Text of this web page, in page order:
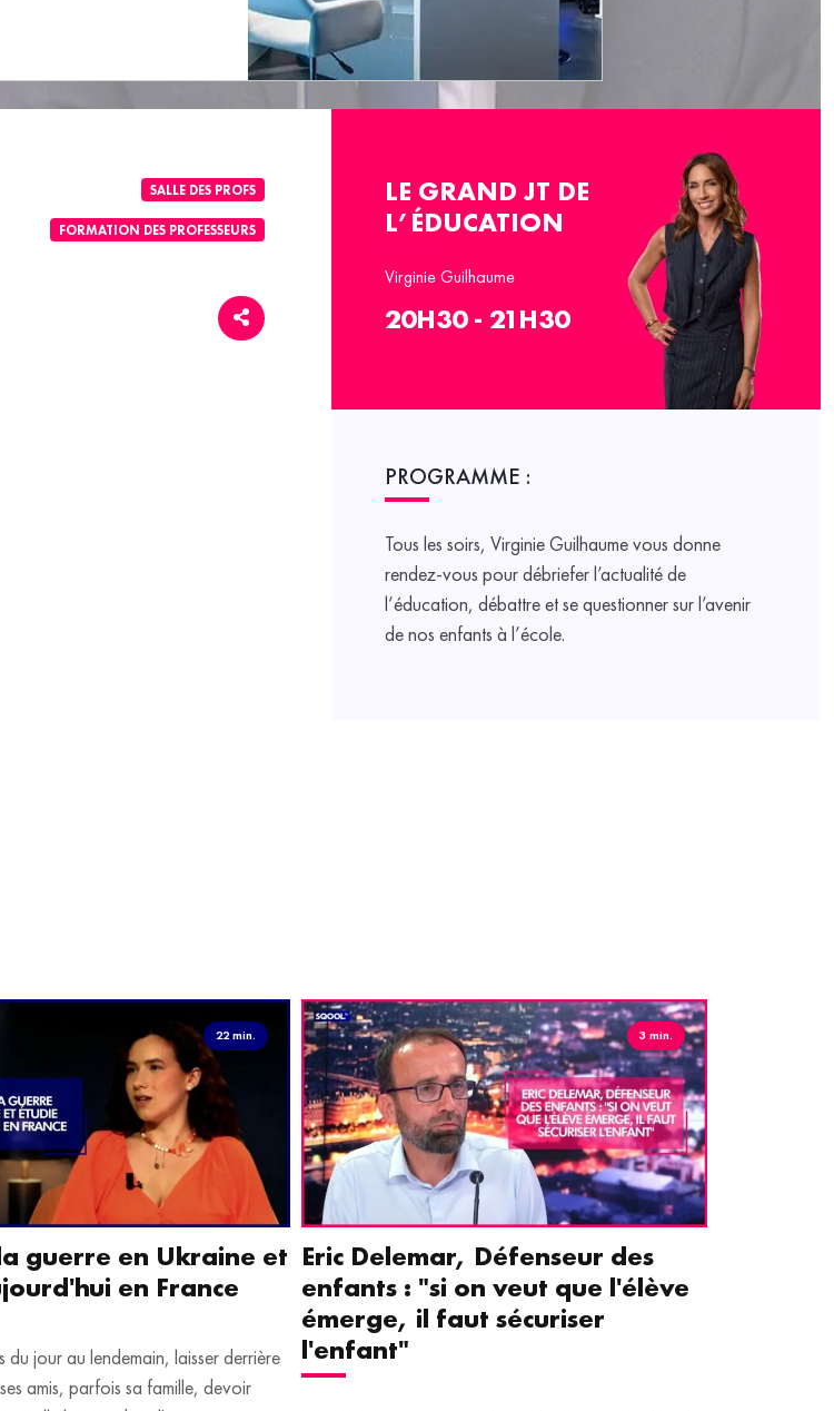
SALLE DES PROFS
FORMATION DES PROFESSEURS
LE GRAND JT DE
L’ÉDUCATION
Virginie Guilhaume
20H30 - 21H30
PROGRAMME :
Tous les soirs, Virginie Guilhaume vous donne
rendez-vous pour débriefer l’actualité de
l’éducation, débattre et se questionner sur l’avenir
de nos enfants à l’école.
22 min.
guerre en Ukraine et
en France
du jour au lendemain, laisser derrière
amis, parfois sa famille, devoir
3 min.
Eric Delemar, Défenseur des
enfants : "si on veut que l'élève
émerge, il faut sécuriser
l'enfant"